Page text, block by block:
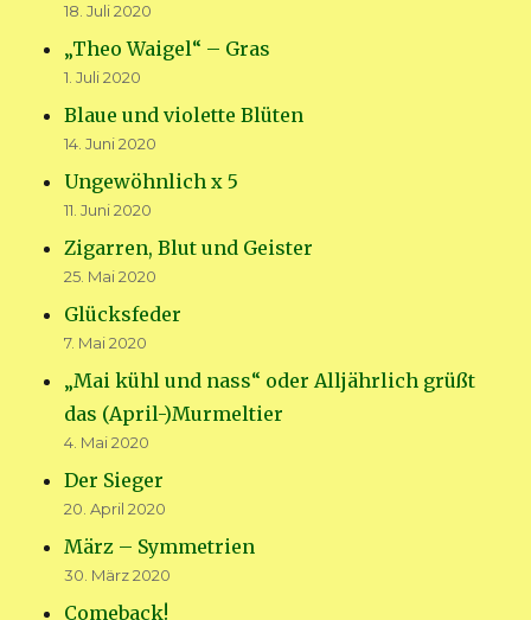
18. Juli 2020
„Theo Waigel“ – Gras
1. Juli 2020
Blaue und violette Blüten
14. Juni 2020
Ungewöhnlich x 5
11. Juni 2020
Zigarren, Blut und Geister
25. Mai 2020
Glücksfeder
7. Mai 2020
„Mai kühl und nass“ oder Alljährlich grüßt
das (April-)Murmeltier
4. Mai 2020
Der Sieger
20. April 2020
März – Symmetrien
30. März 2020
Comeback!